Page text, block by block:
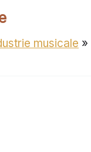
musicale »